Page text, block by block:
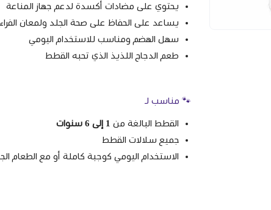
يحتوي على مضادات أكسدة لدعم جهاز المناعة
يساعد على الحفاظ على صحة الجلد ولمعان الفراء
سهل الهضم ومناسب للاستخدام اليومي
طعم الدجاج اللذيذ الذي تحبه القطط
🐾 مناسب لـ
القطط البالغة من 1 إلى 6 سنوات
جميع سلالات القطط
الاستخدام اليومي كوجبة كاملة أو مع الطعام